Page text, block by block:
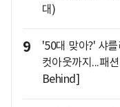
대)
9
'50대 맞아?' 샤
컷아웃까지...패
Behind]